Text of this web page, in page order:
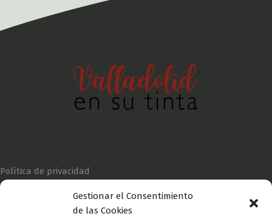
Gestionar el Consentimiento
de las Cookies
Política de privacidad